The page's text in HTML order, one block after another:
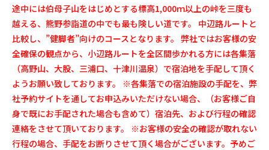
途中には伯母子山をはじめとする標高1,000ｍ以上の峠を三度も
越える、熊野参詣道の中でも最も険しい道です。 中辺路ルートと
比較し、”健脚者”向けのコースとなります。 弊社ではお客様の安
全確保の観点から、小辺路ルートを全区間歩かれる方には各集落
（高野山、大股、三浦口、十津川温泉）で宿泊地を手配して頂く
ようお願い致しております。 ※各集落での宿泊施設の手配を、弊
社予約サイトを通してお申込みいただけない場合、（お客様ご自
身で既にお手配された場合も含めて）宿泊先、および行程の確認
連絡をさせて頂いております。 ※お客様の安全の確認が取れない
行程の場合、手配をお断りさせて頂く場合がございます。予めご